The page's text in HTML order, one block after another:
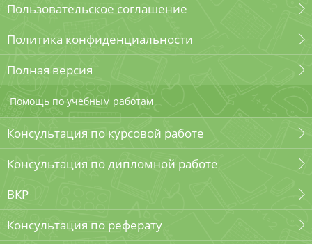
Пользовательское соглашение
Политика конфиденциальности
Полная версия
Помощь по учебным работам
Консультация по курсовой работе
Консультация по дипломной работе
ВКР
Консультация по реферату